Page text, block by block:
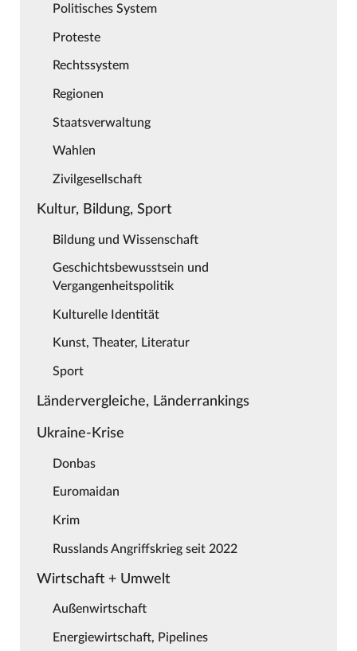
Politisches System
Proteste
Rechtssystem
Regionen
Staatsverwaltung
Wahlen
Zivilgesellschaft
Kultur, Bildung, Sport
Bildung und Wissenschaft
Geschichtsbewusstsein und
Vergangenheitspolitik
Kulturelle Identität
Kunst, Theater, Literatur
Sport
Ländervergleiche, Länderrankings
Ukraine-Krise
Donbas
Euromaidan
Krim
Russlands Angriffskrieg seit 2022
Wirtschaft + Umwelt
Außenwirtschaft
Energiewirtschaft, Pipelines